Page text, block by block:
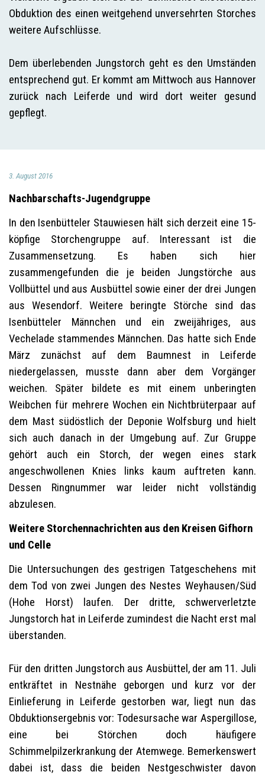
Obduktion des einen weitgehend unversehrten Storches
weitere Aufschlüsse.
Dem überlebenden Jungstorch geht es den Umständen
entsprechend gut. Er kommt am Mittwoch aus Hannover
zurück nach Leiferde und wird dort weiter gesund
gepflegt.
3. August 2016
Nachbarschafts-Jugendgruppe
In den Isenbütteler Stauwiesen hält sich derzeit eine 15-
köpfige Storchengruppe auf. Interessant ist die
Zusammensetzung. Es haben sich hier
zusammengefunden die je beiden Jungstörche aus
Vollbüttel und aus Ausbüttel sowie einer der drei Jungen
aus Wesendorf. Weitere beringte Störche sind das
Isenbütteler Männchen und ein zweijähriges, aus
Vechelade stammendes Männchen. Das hatte sich Ende
März zunächst auf dem Baumnest in Leiferde
niedergelassen, musste dann aber dem Vorgänger
weichen. Später bildete es mit einem unberingten
Weibchen für mehrere Wochen ein Nichtbrüterpaar auf
dem Mast südöstlich der Deponie Wolfsburg und hielt
sich auch danach in der Umgebung auf. Zur Gruppe
gehört auch ein Storch, der wegen eines stark
angeschwollenen Knies links kaum auftreten kann.
Dessen Ringnummer war leider nicht vollständig
abzulesen.
Weitere Storchennachrichten aus den Kreisen Gifhorn
und Celle
Die Untersuchungen des gestrigen Tatgeschehens mit
dem Tod von zwei Jungen des Nestes Weyhausen/Süd
(Hohe Horst) laufen. Der dritte, schwerverletzte
Jungstorch hat in Leiferde zumindest die Nacht erst mal
überstanden.
Für den dritten Jungstorch aus Ausbüttel, der am 11. Juli
entkräftet in Nestnähe geborgen und kurz vor der
Einlieferung in Leiferde gestorben war, liegt nun das
Obduktionsergebnis vor: Todesursache war Aspergillose,
eine bei Störchen doch häufigere
Schimmelpilzerkrankung der Atemwege. Bemerkenswert
dabei ist, dass die beiden Nestgeschwister davon